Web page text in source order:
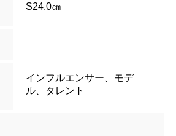
S24.0㎝
インフルエンサー、モデ
ル、タレント